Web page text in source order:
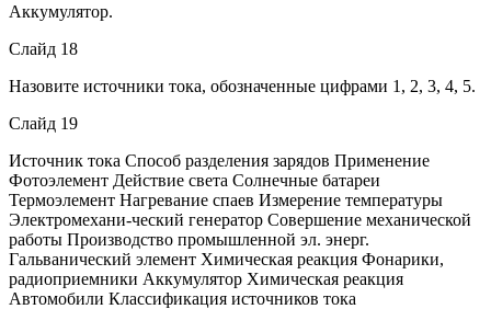
Аккумулятор.
Слайд 18
Назовите источники тока, обозначенные цифрами 1, 2, 3, 4, 5.
Слайд 19
Источник тока Способ разделения зарядов Применение
Фотоэлемент Действие света Солнечные батареи
Термоэлемент Нагревание спаев Измерение температуры
Электромехани-ческий генератор Совершение механической
работы Производство промышленной эл. энерг.
Гальванический элемент Химическая реакция Фонарики,
радиоприемники Аккумулятор Химическая реакция
Автомобили Классификация источников тока